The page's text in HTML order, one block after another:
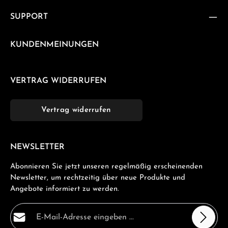
SUPPORT
KUNDENMEINUNGEN
VERTRAG WIDERRUFEN
Vertrag widerrufen
NEWSLETTER
Abonnieren Sie jetzt unseren regelmäßig erscheinenden
Newsletter, um rechtzeitig über neue Produkte und
Angebote informiert zu werden.
E-Mail-Adresse*